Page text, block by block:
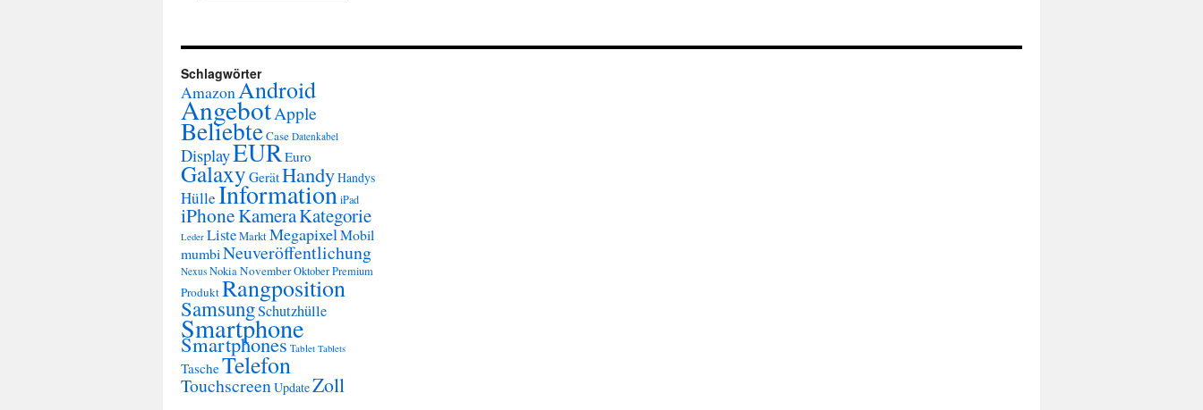
Schlagwörter
AmazonAndroid
AngebotApple
BeliebteCase Datenkabel
DisplayEUREuro
Galaxy GerätHandyHandys
HülleInformationiPad
iPhoneKameraKategorie
Leder ListeMarktMegapixelMobil
mumbiNeuveröffentlichung
Nexus NokiaNovemberOktoberPremium
ProduktRangposition
SamsungSchutzhülle
Smartphone
Smartphones Tablet Tablets
TascheTelefon
TouchscreenUpdateZoll